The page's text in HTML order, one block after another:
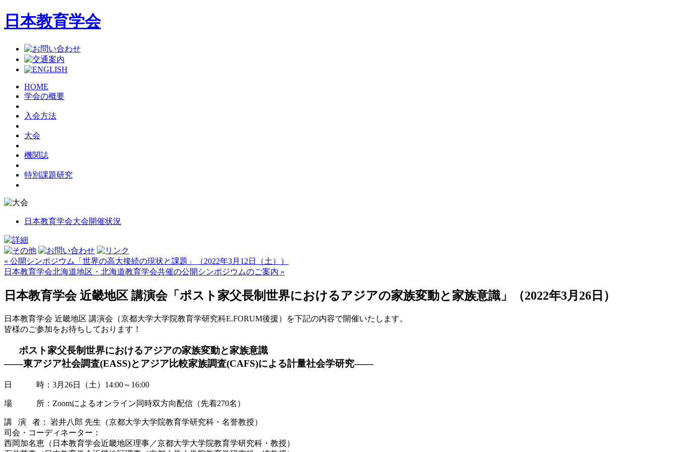
日本教育学会
HOME
学会の概要
入会方法
大会
機関誌
特別課題研究
日本教育学会大会開催状況
« 公開シンポジウム「世界の高大接続の現状と課題」（2022年3月12日（土））
日本教育学会北海道地区・北海道教育学会共催の公開シンポジウムのご案内 »
日本教育学会 近畿地区 講演会「ポスト家父長制世界におけるアジアの家族変動と家族意識」（2022年3月26日）
日本教育学会 近畿地区 講演会（京都大学大学院教育学研究科E.FORUM後援）を下記の内容で開催いたします。
皆様のご参加をお待ちしております！
ポスト家父長制世界におけるアジアの家族変動と家族意識
――東アジア社会調査(EASS)とアジア比較家族調査(CAFS)による計量社会学研究――
日 時：3月26日（土）14:00～16:00
場 所：Zoomによるオンライン同時双方向配信（先着270名）
講 演 者： 岩井八郎 先生（京都大学大学院教育学研究科・名誉教授）
司会・コーディネーター：
西岡加名恵（日本教育学会近畿地区理事／京都大学大学院教育学研究科・教授）